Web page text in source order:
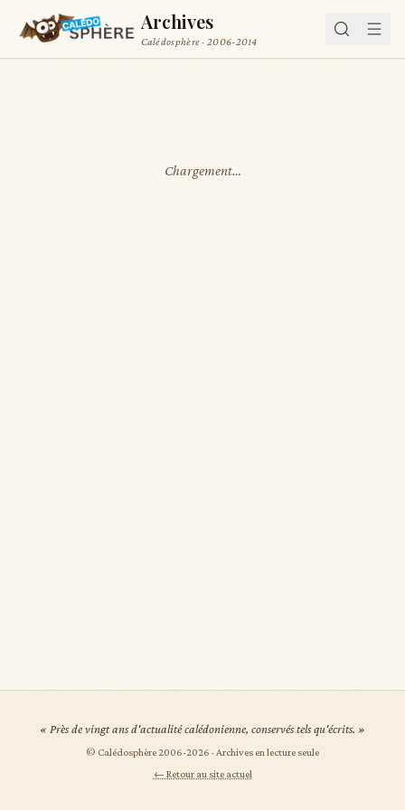
Archives
Calédosphère · 2006-2014
Chargement…
« Près de vingt ans d'actualité calédonienne, conservés tels qu'écrits. »
© Calédosphère 2006-2026 · Archives en lecture seule
← Retour au site actuel